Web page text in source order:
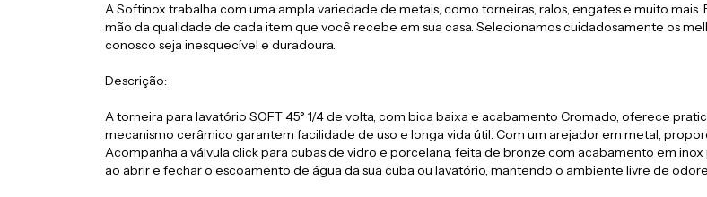
A Softinox trabalha com uma ampla variedade de metais, como torneiras, ralos, engates e muito
mão da qualidade de cada item que você recebe em sua casa. Selecionamos cuidadosamente os
conosco seja inesquecível e duradoura.
Descrição:
A torneira para lavatório SOFT 45° 1/4 de volta, com bica baixa e acabamento Cromado, oferece
mecanismo cerâmico garantem facilidade de uso e longa vida útil. Com um arejador em metal,
Acompanha a válvula click para cubas de vidro e porcelana, feita de bronze com acabamento em
ao abrir e fechar o escoamento de água da sua cuba ou lavatório, mantendo o ambiente livre de